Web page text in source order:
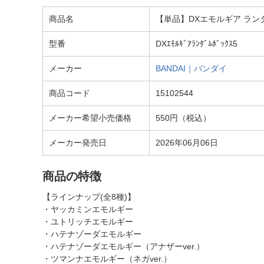
商品名 【単品】DXエモルギア ラ
型番 DXｴﾓﾙｷﾞｱﾗﾝﾀﾞﾑﾎﾞｯｸｽ5
メーカー BANDAI｜バンダイ
商品コード 15102544
メーカー希望小売価格 550円（税込）
メーカー発売日 2026年06月06日
商品の特徴
【ラインナップ(全8種)】
・ヤッカミンエモルギー
・ユトリッチエモルギー
・ハテナゾーダエモルギー
・ハテナゾーダエモルギー（アナザーver.）
・ツマンナエモルギー（ネガver.）